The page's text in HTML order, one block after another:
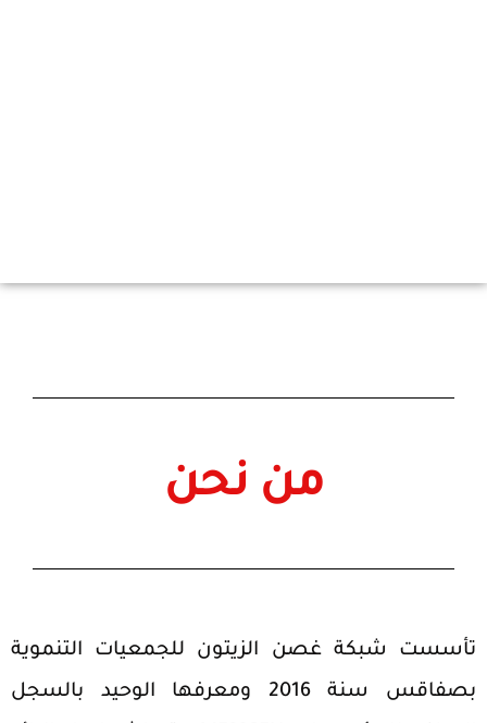
من نحن
تأسست شبكة غصن الزيتون للجمعيات التنموية
بصفاقس سنة 2016 ومعرفها الوحيد بالسجل